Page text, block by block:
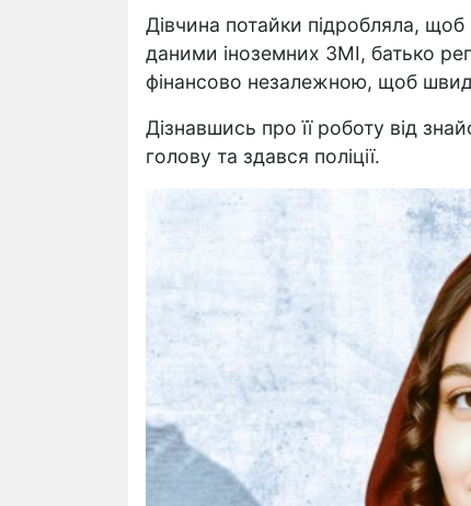
Дівчина потайки підробляла,
даними іноземних ЗМІ, батько
фінансово незалежною, щоб
Дізнавшись про її роботу від
голову та здався поліції.